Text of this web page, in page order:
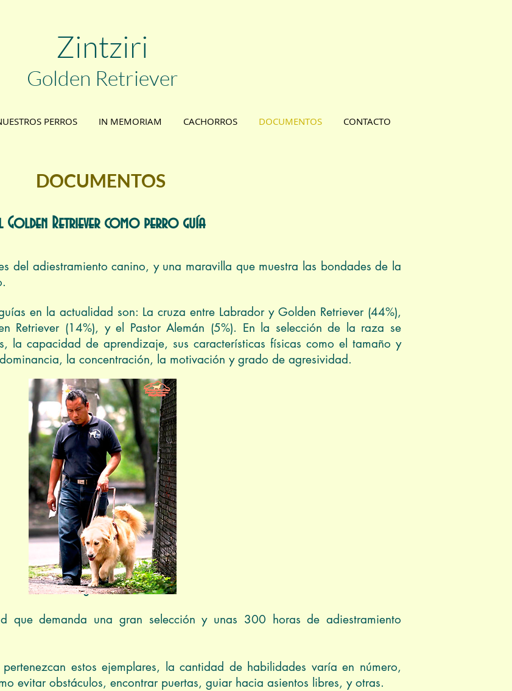
Zintziri
Golden Retriever
PERROS IN MEMORIAM CACHORROS DOCUMENTOS CONTACTO
DOCUMENTOS
Golden Retriever como perro guía
del adiestramiento canino, y una maravilla que muestra las bondades de la
en la actualidad son: La cruza entre Labrador y Golden Retriever (44%),
Retriever (14%), y el Pastor Alemán (5%). En la selección de la raza se
la capacidad de aprendizaje, sus características físicas como el tamaño y
la concentración, la motivación y grado de agresividad.
Foto: Elsiglodetorreon.com.mx
que demanda una gran selección y unas 300 horas de adiestramiento
estos ejemplares, la cantidad de habilidades varía en número,
evitar obstáculos, encontrar puertas, guiar hacia asientos libres, y otras.